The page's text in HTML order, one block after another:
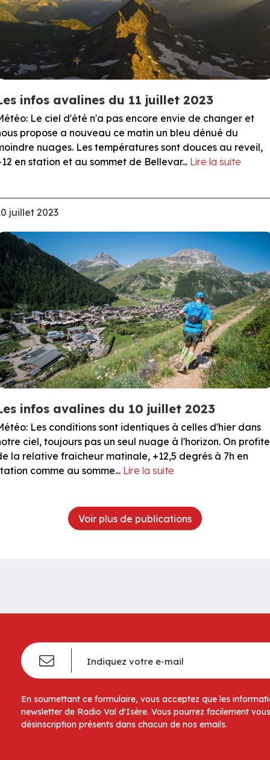
infos avalines du 11 juillet 2023
Le ciel d'été n'a pas encore envie de changer et
propose a nouveau ce matin un bleu dénué du
nuages. Les températures sont douces au reveil,
en station et au sommet de Bellevar... Lire la suite
juillet 2023
infos avalines du 10 juillet 2023
Les conditions sont identiques à celles d'hier dans
ciel, toujours pas un seul nuage à l'horizon. On profite
la relative fraîcheur matinale, +12,5 degrés à 7h en
comme au somme... Lire la suite
Voir plus de publications
En soumettant ce formulaire, vous acceptez que les
newsletter de Radio Val d'Isère. Vous pourrez facilement
désinscription présents dans chacun de nos emails.